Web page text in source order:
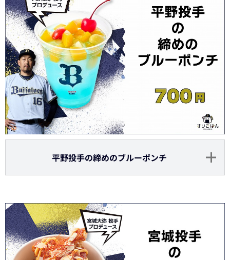
平野投手の締めのブルーポンチ